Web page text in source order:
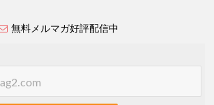
無料メルマガ好評配信中